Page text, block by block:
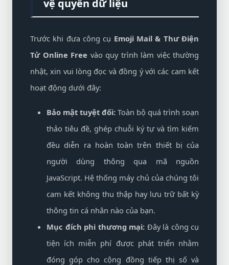
vệ quyền dữ liệu
Trước khi đưa công cụ Emoji Mail & Thư Điện
Tử Online Free vào quy trình làm việc thường
nhật, xin vui lòng đọc và đồng ý với các cam kết
hoạt động dưới đây:
Bảo mật tuyệt đối: Toàn bộ quá trình soạn
thảo tiêu đề, ghép chuỗi ký tự và tìm kiếm
đều diễn ra hoàn toàn trên thiết bị của
người dùng thông qua mã nguồn
JavaScript. Hệ thống máy chủ của chúng tôi
cam kết không thu thập hay lưu trữ bất kỳ
thông tin cá nhân nào của bạn.
Mục đích phi thương mại: Đây là công cụ
tiện ích miễn phí được phát triển nhằm
đóng góp cho cộng đồng tiếp thị số và